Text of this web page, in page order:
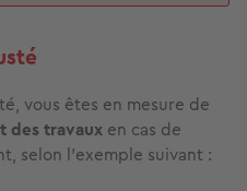
vous êtes en mesure de
des travaux en cas de
selon l'exemple suivant :